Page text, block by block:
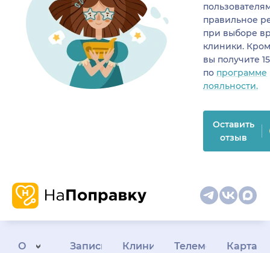
правильное
при выборе
клиники.
вы получите
по программе
лояльности.
Оставить
отзыв
О
Запись
КлиникамТелемедицина
Карта